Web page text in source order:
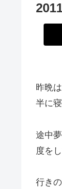
昨晩
半に
途中
度を
行き